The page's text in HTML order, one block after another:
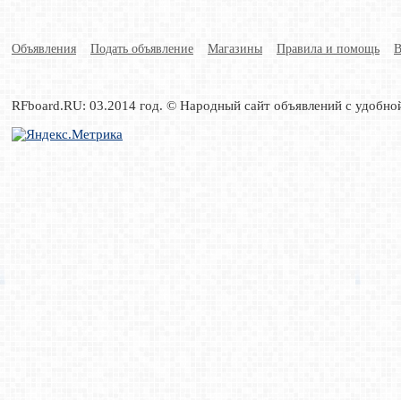
Объявления Подать объявление Магазины Правила и помощь
RFboard.RU: 03.2014 год. © Народный сайт объявлений с